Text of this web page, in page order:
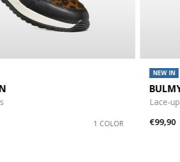
1 COLOR
NEW IN
Lace-
€99,90